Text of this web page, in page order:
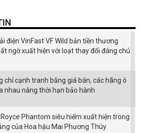
điện VinFast VF Wild bản tiền thương
ngờ xuất hiện với loạt thay đổi đáng chú
chỉ cạnh tranh bằng giá bán, các hãng ô
nhau nâng thời hạn bảo hành
Royce Phantom siêu hiếm xuất hiện trong
của Hoa hậu Mai Phương Thúy